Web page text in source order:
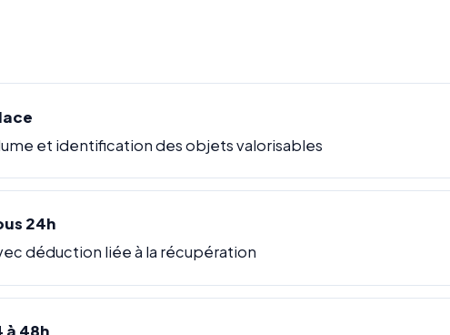
et identification des objets valorisables
24h
déduction liée à la récupération
à 48h